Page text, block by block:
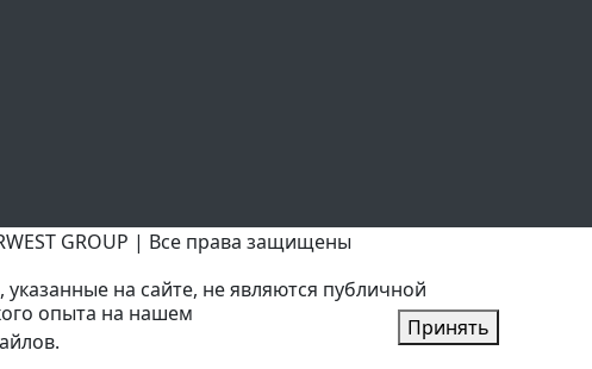
GROUP | Все права защищены
на сайте, не являются публичной
опыта на нашем
Принять